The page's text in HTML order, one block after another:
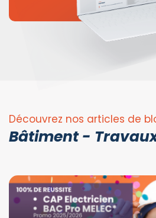
Découvrez nos articles de
Bâtiment -